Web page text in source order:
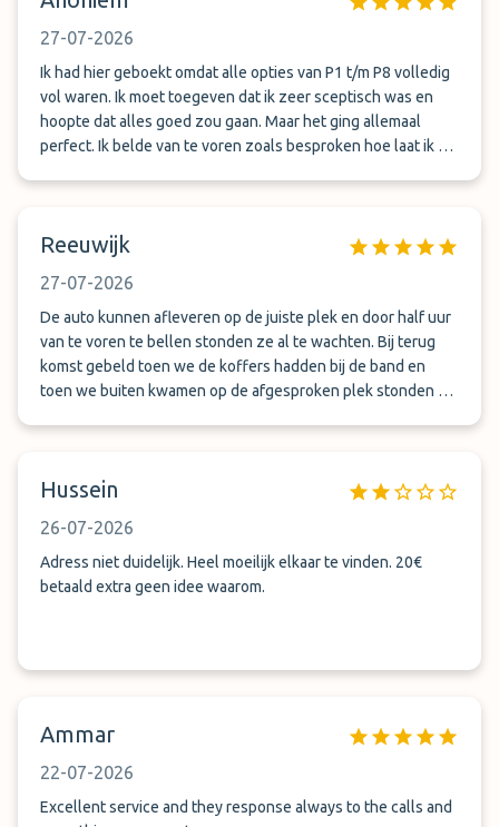
27-07-2026
Ik had hier geboekt omdat alle opties van P1 t/m P8 volledig
vol waren. Ik moet toegeven dat ik zeer sceptisch was en
hoopte dat alles goed zou gaan. Maar het ging allemaal
perfect. Ik belde van te voren zoals besproken hoe laat ik er
parkeerplaats en terug. De prijs was al helemaal goed voor
Valet Parking aan iedereen aanraden!
Reeuwijk
27-07-2026
De auto kunnen afleveren op de juiste plek en door half uur
van te voren te bellen stonden ze al te wachten. Bij terug
komst gebeld toen we de koffers hadden bij de band en
toen we buiten kwamen op de afgesproken plek stonden ze
Hussein
26-07-2026
Adress niet duidelijk. Heel moeilijk elkaar te vinden. 20€
betaald extra geen idee waarom.
Ammar
22-07-2026
Excellent service and they response always to the calls and